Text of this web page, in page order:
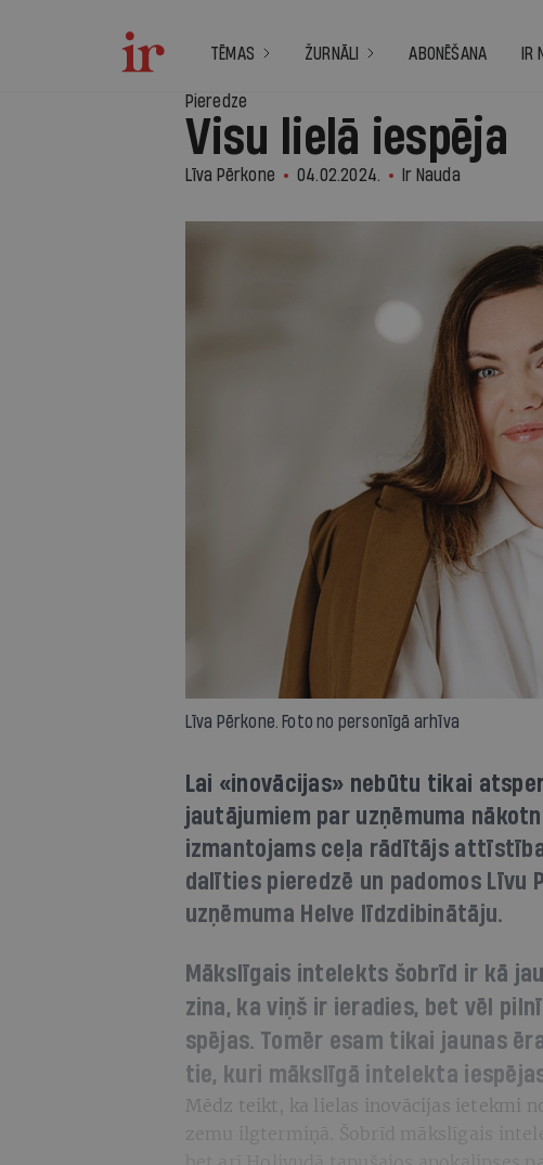
TĒMAS ŽURNĀLI ABONĒŠANA IR
Pieredze
Visu lielā iespēja
Līva Pērkone 04.02.2024. Ir Nauda
Līva Pērkone. Foto no personīgā arhīva
Lai «inovācijas» nebūtu tikai
jautājumiem par uzņēmuma
izmantojams ceļa rādītājs
dalīties pieredzē un padomos Līvu
uzņēmuma Helve līdzdibinātāju.
Mākslīgais intelekts šobrīd ir kā
zina, ka viņš ir ieradies, bet vēl
spējas. Tomēr esam tikai jaunas
tie, kuri mākslīgā intelekta
Mēdz teikt, ka lielas inovācijas ietekmi
zemu ilgtermiņā. Šobrīd mākslīgais